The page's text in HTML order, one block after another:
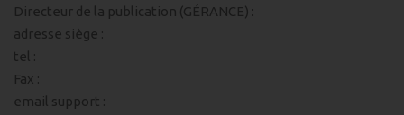
Directeur de la publication (GÉRANCE) :
adresse siège :
tel :
Fax :
email support :